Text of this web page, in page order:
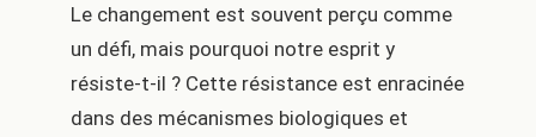
Le changement est souvent perçu comme
un défi, mais pourquoi notre esprit y
résiste-t-il ? Cette résistance est enracinée
dans des mécanismes biologiques et